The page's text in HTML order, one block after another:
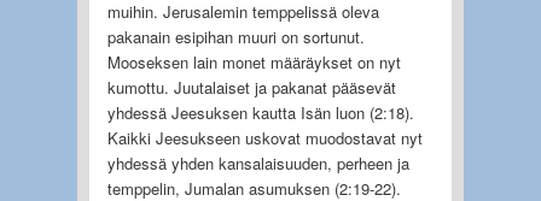
muihin. Jerusalemin temppelissä oleva
pakanain esipihan muuri on sortunut.
Mooseksen lain monet määräykset on nyt
kumottu. Juutalaiset ja pakanat pääsevät
yhdessä Jeesuksen kautta Isän luon (2:18).
Kaikki Jeesukseen uskovat muodostavat nyt
yhdessä yhden kansalaisuuden, perheen ja
temppelin, Jumalan asumuksen (2:19-22).